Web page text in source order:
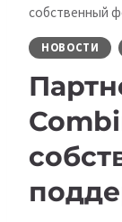
собственный
НОВОСТИ